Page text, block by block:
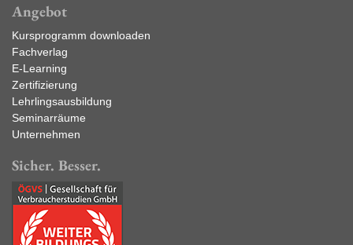
Angebot
Kursprogramm downloaden
Fachverlag
E-Learning
Zertifizierung
Lehrlingsausbildung
Seminarräume
Unternehmen
Sicher. Besser.